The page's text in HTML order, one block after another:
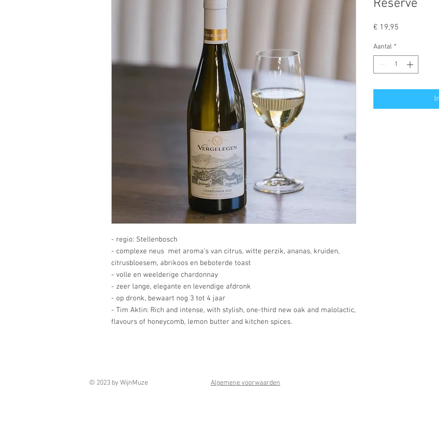
- regio: Stellenbosch
- complexe neus met aroma's van citrus, witte perzik, ananas, kruiden,
citrusbloesem, abrikoos en beboterde toast
- volle en weelderige chardonnay
- zeer lange, elegante en levendige afdronk
- op dronk, bewaart nog 3 tot 4 jaar
- Tim Aktin: Rich and intense, with stylish, one-third new oak and malolactic,
flavours of honeycomb, lemon butter and kitchen spices.
Reserve
€ 19,95
Aantal *
© 2023 by WijnMuze Algemene voorwaarden